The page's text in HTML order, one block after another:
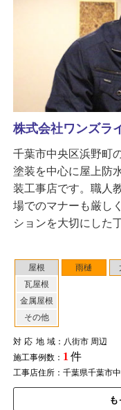
屋根
瓦屋根
金属屋根
その他
雨樋
対応地域：八街市 周辺
施工事例数： 1 件
工事店住所：千葉県千葉市
も
株式会社ワンズラ
千葉市中央区浜野町
塗装を中心に屋上防
装工事店です。職人
場でのマナーも厳し
ションを大切にした